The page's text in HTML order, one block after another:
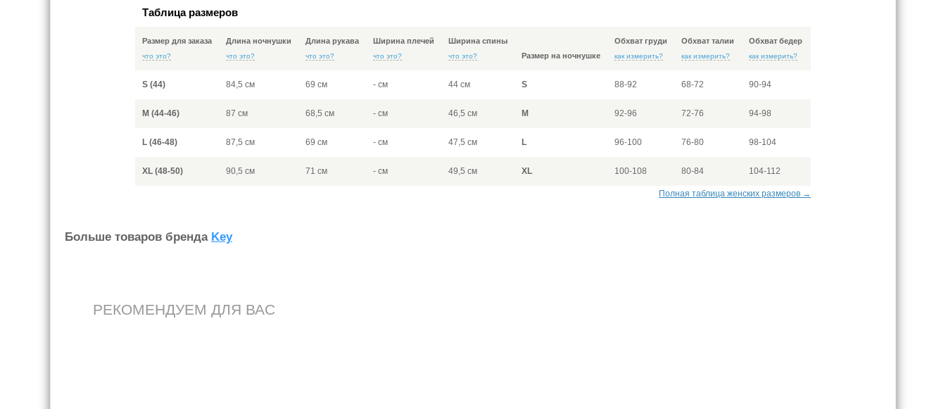
Таблица размеров
Размер для заказа
что это?
Длина ночнушки
что это?
Длина рукава
что это?
Ширина плечей
что это?
Ширина спины
что это? Размер на ночнушке
Обхват груди
как измерить?
Обхват талии
как измерить?
Обхват бедер
как измерить?
S (44) 84,5 см 69 см - см 44 см S 88-92 68-72 90-94
M (44-46) 87 см 68,5 см - см 46,5 см M 92-96 72-76 94-98
L (46-48) 87,5 см 69 см - см 47,5 см L 96-100 76-80 98-104
XL (48-50) 90,5 см 71 см - см 49,5 см XL 100-108 80-84 104-112
Полная таблица женских размеров →
Больше товаров бренда Key
РЕКОМЕНДУЕМ ДЛЯ ВАС